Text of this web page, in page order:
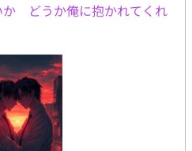
か どうか俺に抱かれてくれ